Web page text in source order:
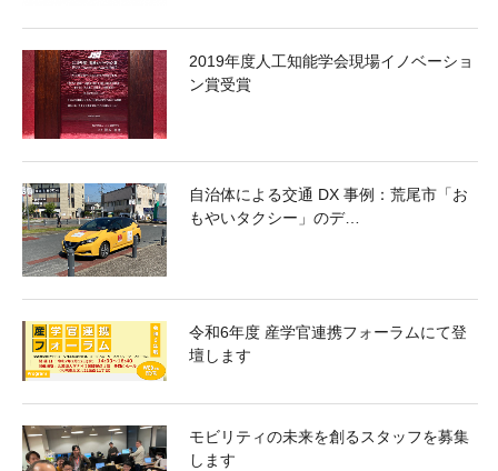
2019年度人工知能学会現場イノベーショ
ン賞受賞
自治体による交通 DX 事例：荒尾市「お
もやいタクシー」のデ…
令和6年度 産学官連携フォーラムにて登
壇します
モビリティの未来を創るスタッフを募集
します